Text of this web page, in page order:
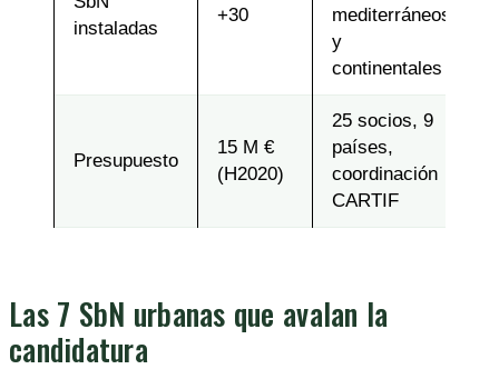
instaladas
+30
mediterráneos
y
continentales
Presupuesto
15 M €
(H2020)
25 socios, 9
países,
coordinación
CARTIF
Las 7 SbN urbanas que avalan la
candidatura